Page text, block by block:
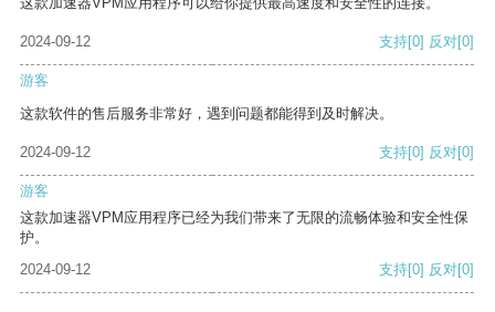
2024-09-12 支持[0] 反对[0]
游客
这款软件的售后服务非常好，遇到问题都能得到及时解决。
2024-09-12 支持[0] 反对[0]
游客
这款加速器VPM应用程序已经为我们带来了无限的流畅体验和安全性保
护。
2024-09-12
支持[0] 反对[0]